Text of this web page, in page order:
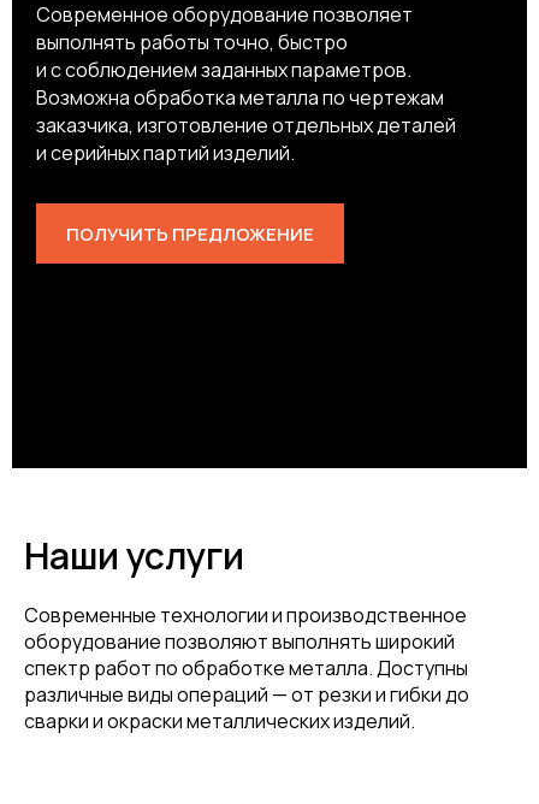
Современное оборудование позволяет
выполнять работы точно, быстро
и с соблюдением заданных параметров.
Возможна обработка металла по чертежам
заказчика, изготовление отдельных деталей
и серийных партий изделий.
ПОЛУЧИТЬ ПРЕДЛОЖЕНИЕ
Наши услуги
Современные технологии и производственное
оборудование позволяют выполнять широкий
спектр работ по обработке металла. Доступны
различные виды операций — от резки и гибки до
сварки и окраски металлических изделий.